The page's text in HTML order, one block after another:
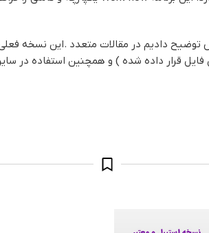
دادیم در مقالات متعدد .این نسخه فعلی